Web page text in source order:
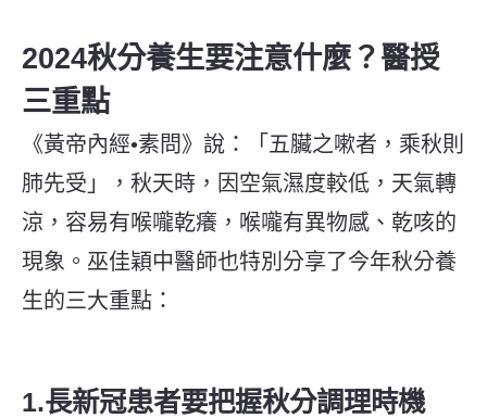
2024秋分養生要注意什麼？醫授
三重點
《黃帝內經•素問》說：「五臟之嗽者，乘秋則
肺先受」，秋天時，因空氣濕度較低，天氣轉
涼，容易有喉嚨乾癢，喉嚨有異物感、乾咳的
現象。 巫佳穎中醫師也特別分享了今年秋分養
生的三大重點：
1.長新冠患者要把握秋分調理時機